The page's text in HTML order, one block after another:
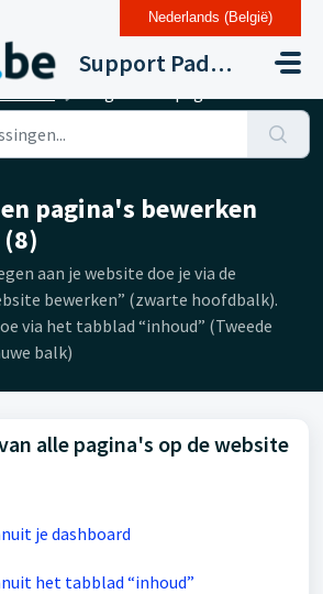
Support Paddle Drupal 11
pagina's bewerken
aan je website doe je via de
bewerken” (zwarte hoofdbalk).
via het tabblad “inhoud” (Tweede
balk)
alle pagina's op de website
je dashboard
het tabblad “inhoud”
Nederlands (België)